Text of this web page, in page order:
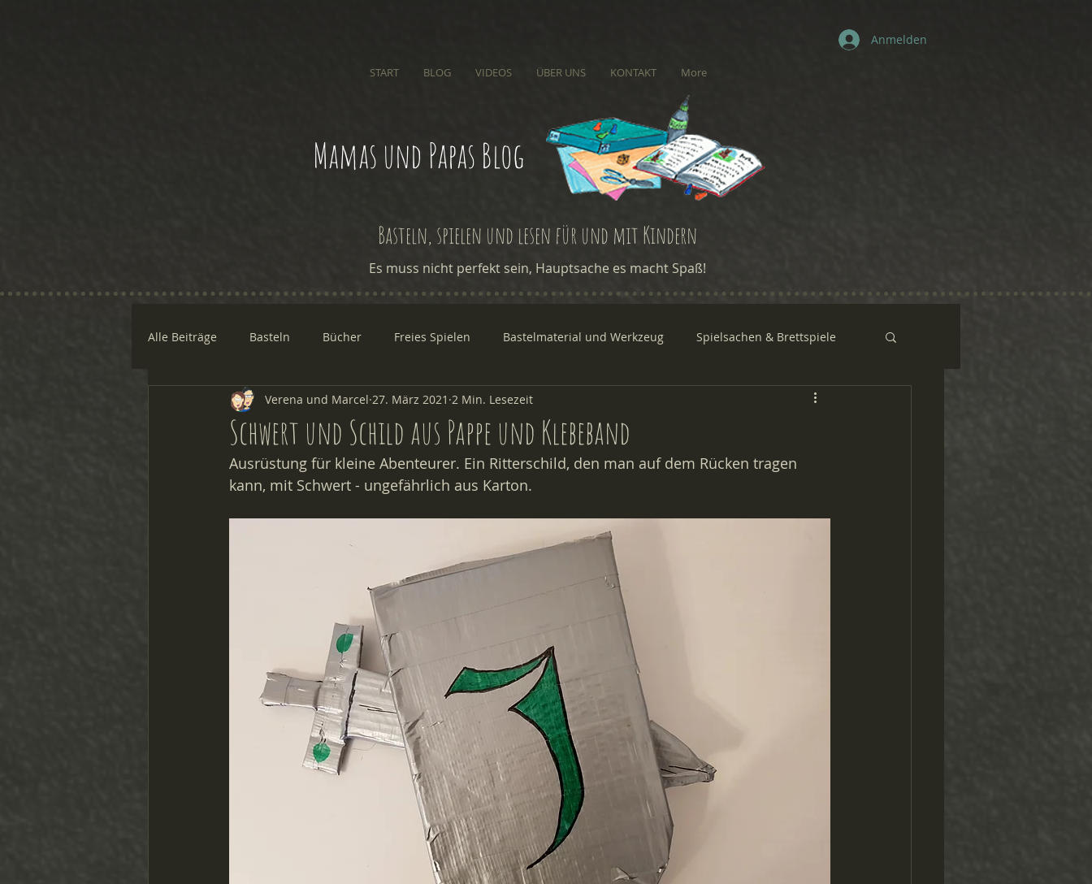
Anmelden
START BLOG VIDEOS ÜBER UNS KONTAKT More
Mamas und Papas Blog
Basteln, spielen und lesen für und mit Kindern
Es muss nicht perfekt sein, Hauptsache es macht Spaß!
Alle Beiträge Basteln Bücher Freies Spielen Bastelmaterial und Werkzeug Spielsachen & Brettspiele
Forschen & Experimentieren Aus der Kita
Schwert und Schild aus Pappe und Klebeband
Verena und Marcel 27. März 2021 2 Min. Lesezeit
Ausrüstung für kleine Abenteurer. Ein Ritterschild, den man auf dem Rücken tragen
kann, mit Schwert - ungefährlich aus Karton.